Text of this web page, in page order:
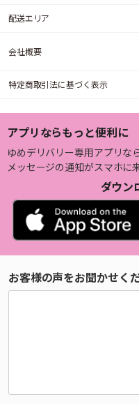
配送エリア
会社概要
特定商取引法に基づく表示
アプリならもっと便利に
ゆめデリバリー専用アプリなら
メッセージの通知がスマホに
ダウン
お客様の声をお聞かせく